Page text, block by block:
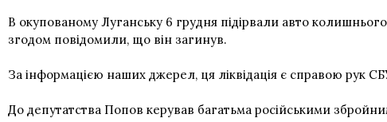
В окупованому Луганську 6 грудня підірвали авто
згодом повідомили, що він загинув.
За інформацією наших джерел, ця ліквідація є справою рук
До депутатства Попов керував багатьма російськими